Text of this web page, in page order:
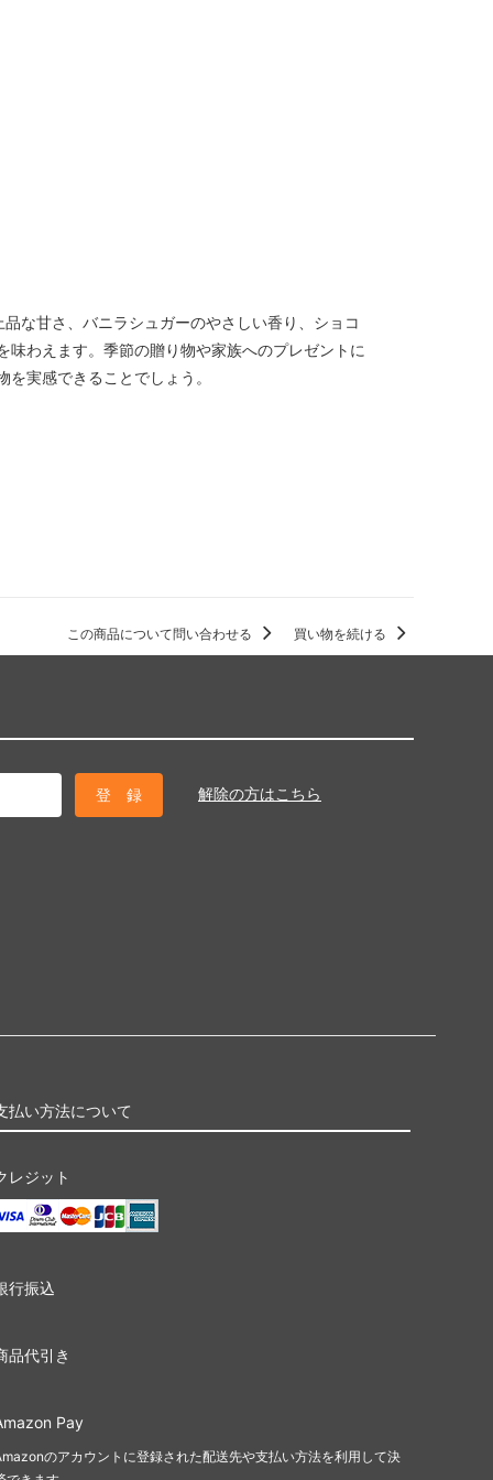
な甘さ、バニラシュガーのやさしい香り、ショコ
わえます。季節の贈り物や家族へのプレゼントに
実感できることでしょう。
この商品について問い合わせる 買い物を続ける
解除の方はこちら
払い方法について
レジット
行振込
品代引き
Pay
のアカウントに登録された配送先や支払い方法を利用して決